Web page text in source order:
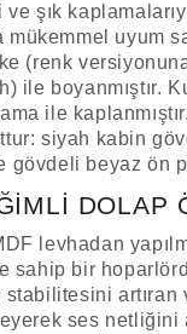
şık
mükemmel uyum
(renk
ile boyanmıştır.
ile
siyah kabin
gövdeli beyaz ön
DOLAP
levhadan
sahip bir
artıran
ses netliğini